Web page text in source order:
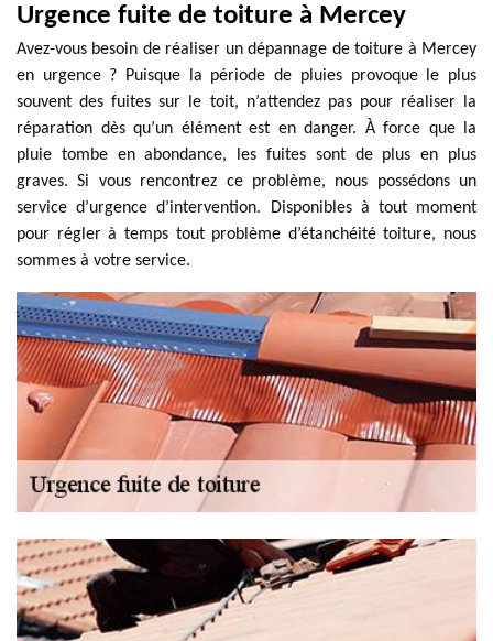
Urgence fuite de toiture à Mercey
Avez-vous besoin de réaliser un dépannage de toiture à Mercey
en urgence ? Puisque la période de pluies provoque le plus
souvent des fuites sur le toit, n’attendez pas pour réaliser la
réparation dès qu’un élément est en danger. À force que la
pluie tombe en abondance, les fuites sont de plus en plus
graves. Si vous rencontrez ce problème, nous possédons un
service d’urgence d’intervention. Disponibles à tout moment
pour régler à temps tout problème d’étanchéité toiture, nous
sommes à votre service.